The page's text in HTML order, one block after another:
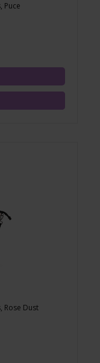
Puce
Rose Dust